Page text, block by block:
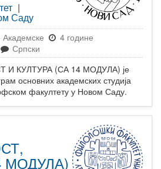
|
Саду
Академске
4 године
Српски
КУЛТУРА (СА 14 МОДУЛА) је
основних академских студија
факултету у Новом Саду.
МОДУЛА)